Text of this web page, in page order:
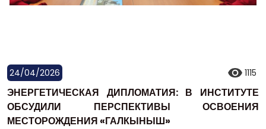
24/04/2026 1115
ЭНЕРГЕТИЧЕСКАЯ ДИПЛОМАТИЯ: В ИНСТИТУТЕ
ОБСУДИЛИ ПЕРСПЕКТИВЫ ОСВОЕНИЯ
МЕСТОРОЖДЕНИЯ «ГАЛКЫНЫШ»